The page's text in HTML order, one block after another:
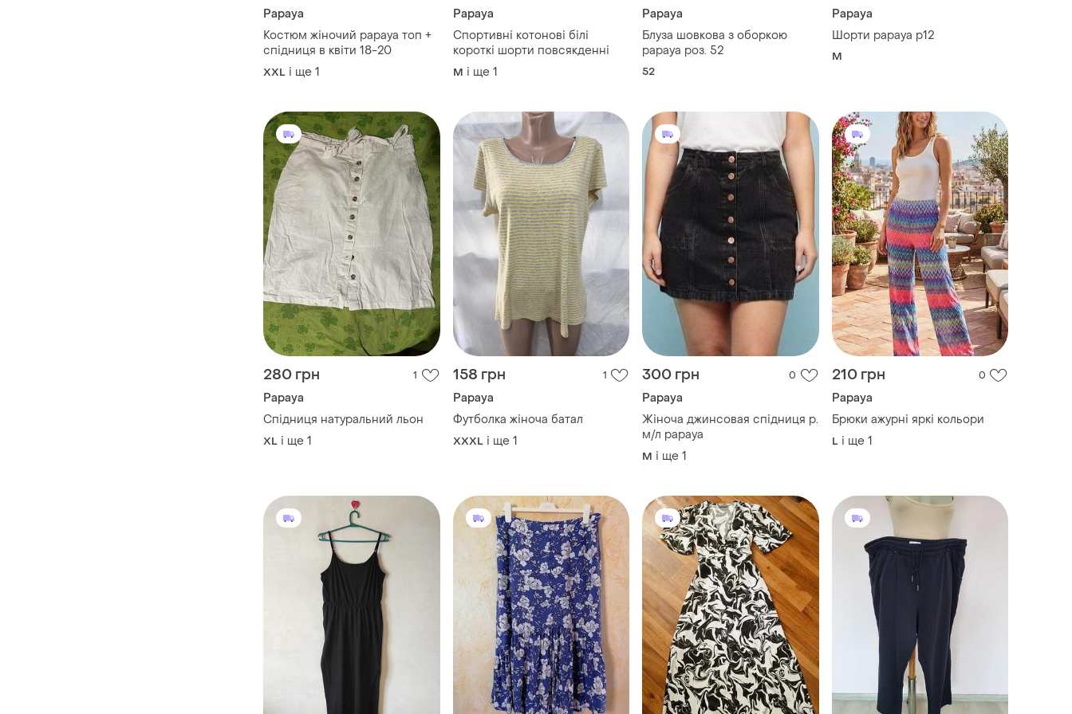
Papaya
Костюм жіночий papaya топ +
спідниця в квіти 18-20
XXL і ще 1
Papaya
Спортивні котонові білі
короткі шорти повсякденні
M і ще 1
Papaya
Блуза шовкова з оборкою
papaya роз. 52
52
Papaya
Шорти papaya p12
M
280 грн 1
Papaya
Спідниця натуральний льон
XL і ще 1
158 грн 1
Papaya
Футболка жіноча батал
XXXL і ще 1
300 грн 0
Papaya
Жіноча джинсовая спідниця р.
м/л papaya
M і ще 1
210 грн 0
Papaya
Брюки ажурні яркі кольори
L і ще 1